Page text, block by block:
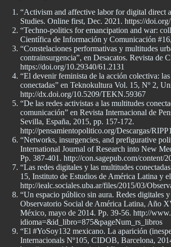
“Activism and affective labor for digital direct
Studies. Online first, Dec. 2021. https://
“Techno-politics for emancipation and war:
Científica de Información y Comunicación
“Constelaciones performativas y multitudes
contrainsurgencia”, en Desacatos. Revista de
https://doi.org/10.29340/61.2131
“El devenir feminista de la acción colectiva:
conectadas” en Teknokultura Vol. 15, Nº 2,
http://dx.doi.org/10.5209/TEKN.59367
“De las redes activistas a las multitudes
comunicación” en Revista Internacional de
Sevilla, España, 2015, pp. 157-172.
http://pensamientopolitico.org/Descargas/
“Networks, insurgencies, and prefigurative
International Journal of Research into New
Pp. 387-401. http://con.sagepub.com/content/
“Las redes digitales y las multitudes
15, Instituto de Estudios de América Latina y
http://iealc.sociales.uba.ar/files/2015/03/
“Un espacio público sin aura. Redes digitales
Observatorio Social de América Latina, Año
México, mayo de 2014. Pp. 39-56. http://
idioma=&id_libro=875&pageNum_rs_libros
“El #YoSoy132 mexicano. La aparición
Internacionals Nº105, CIDOB, Barcelona,